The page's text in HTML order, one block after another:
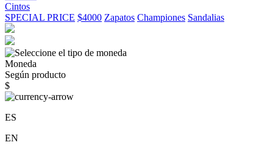
Cintos
SPECIAL PRICE $4000 Zapatos Championes Sandalias
Moneda
Según producto
$
ES
EN